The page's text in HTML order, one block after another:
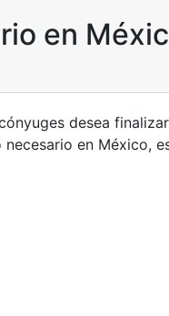
en
desea
en México,